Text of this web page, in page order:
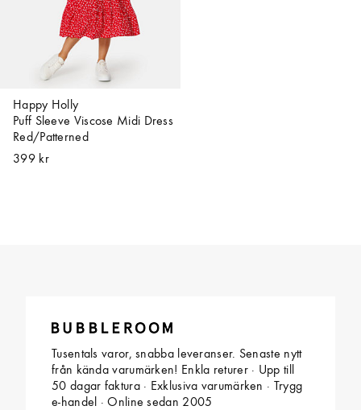
Happy Holly
Puff Sleeve Viscose Midi Dress
Red/Patterned
399 kr
Tusentals varor, snabba leveranser. Senaste nytt
från kända varumärken! Enkla returer · Upp till
50 dagar faktura · Exklusiva varumärken · Trygg
e-handel · Online sedan 2005